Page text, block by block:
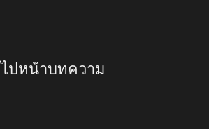
ปหน้าบทความ